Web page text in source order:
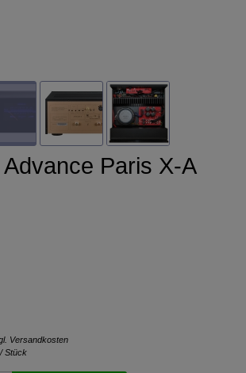
Paris X-A
Versandkosten
Stück